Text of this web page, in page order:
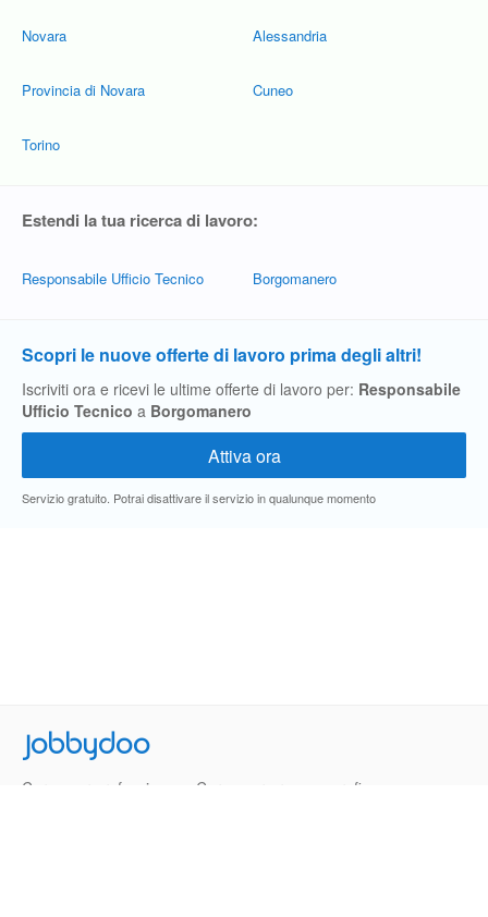
Novara
Provincia di Novara
Torino
Alessandria
Cuneo
Estendi la tua ricerca di lavoro:
Responsabile Ufficio Tecnico Borgomanero
Scopri le nuove offerte di lavoro prima degli altri!
Iscriviti ora e ricevi le ultime offerte di lavoro per: Responsabile
Ufficio Tecnico a Borgomanero
Servizio gratuito. Potrai disattivare il servizio in qualunque momento
Jobbydoo
Cerca per professione
Cerca per area geografica